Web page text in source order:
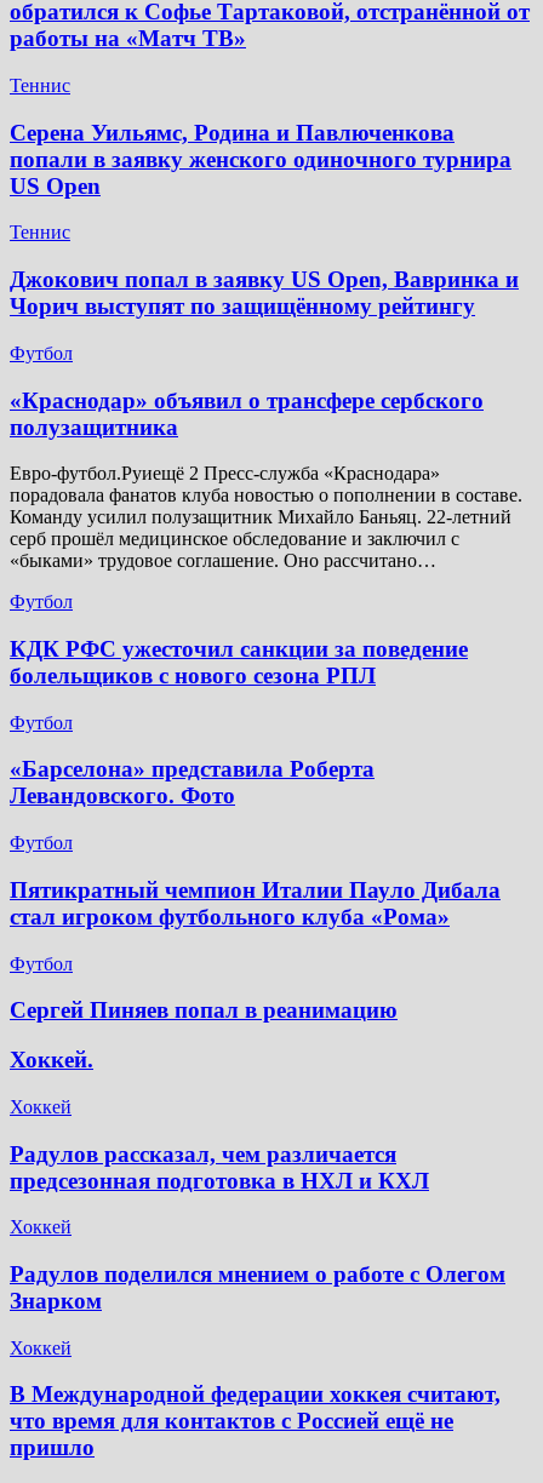
обратился к Софье Тартаковой, отстранённой от
работы на «Матч ТВ»
Теннис
Серена Уильямс, Родина и Павлюченкова
попали в заявку женского одиночного турнира
US Open
Теннис
Джокович попал в заявку US Open, Вавринка и
Чорич выступят по защищённому рейтингу
Футбол
​«Краснодар» объявил о трансфере сербского
полузащитника
Евро-футбол.Руиещё 2 Пресс-служба «Краснодара»
порадовала фанатов клуба новостью о пополнении в составе.
Команду усилил полузащитник Михайло Баньяц. 22-летний
серб прошёл медицинское обследование и заключил с
«быками» трудовое соглашение. Оно рассчитано…
Футбол
КДК РФС ужесточил санкции за поведение
болельщиков с нового сезона РПЛ
Футбол
«Барселона» представила Роберта
Левандовского. Фото
Футбол
Пятикратный чемпион Италии Пауло Дибала
стал игроком футбольного клуба «Рома»
Футбол
Сергей Пиняев попал в реанимацию
Хоккей.
Хоккей
Радулов рассказал, чем различается
предсезонная подготовка в НХЛ и КХЛ
Хоккей
Радулов поделился мнением о работе с Олегом
Знарком
Хоккей
В Международной федерации хоккея считают,
что время для контактов с Россией ещё не
пришло